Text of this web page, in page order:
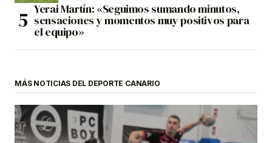
Yerai Martín: «Seguimos sumando minutos,
sensaciones y momentos muy positivos para
el equipo»
MÁS NOTICIAS DEL DEPORTE CANARIO